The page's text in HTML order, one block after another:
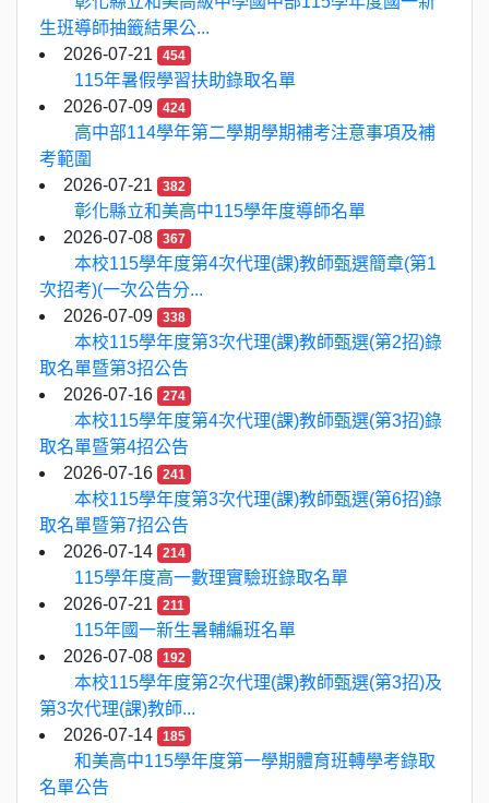
生班導師抽籤結果公...
2026-07-21
454
115年暑假學習扶助錄取名單
2026-07-09
424
高中部114學年第二學期學期補考注意事項及補
考範圍
2026-07-21
382
彰化縣立和美高中115學年度導師名單
2026-07-08
367
本校115學年度第4次代理(課)教師甄選簡章(第1
次招考)(一次公告分...
2026-07-09
338
本校115學年度第3次代理(課)教師甄選(第2招)錄
取名單暨第3招公告
2026-07-16
274
本校115學年度第4次代理(課)教師甄選(第3招)錄
取名單暨第4招公告
2026-07-16
241
本校115學年度第3次代理(課)教師甄選(第6招)錄
取名單暨第7招公告
2026-07-14
214
115學年度高一數理實驗班錄取名單
2026-07-21
211
115年國一新生暑輔編班名單
2026-07-08
192
本校115學年度第2次代理(課)教師甄選(第3招)及
第3次代理(課)教師...
2026-07-14
185
和美高中115學年度第一學期體育班轉學考錄取
名單公告